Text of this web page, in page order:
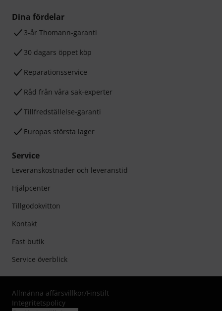
Dina fördelar
3-år Thomann-garanti
30 dagars öppet köp
Reparationsservice
Råd från våra sak-experter
Tillfredställelse-garanti
Europas största lager
Service
Leveranskostnader och leveranstid
Hjälpcenter
Tillgodokvitton
Kontakt
Fast butik
Service överblick
Allmänna affärsvillkor/Finstilt
Integritetspolicy